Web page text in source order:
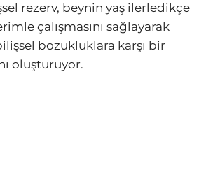
rezerv, beynin yaş ilerledikçe
çalışmasını sağlayarak
bozukluklara karşı bir
oluşturuyor.